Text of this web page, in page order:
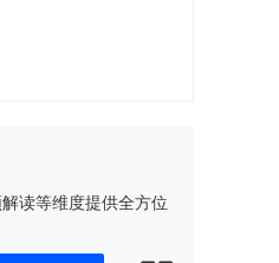
读等维度提供全方位